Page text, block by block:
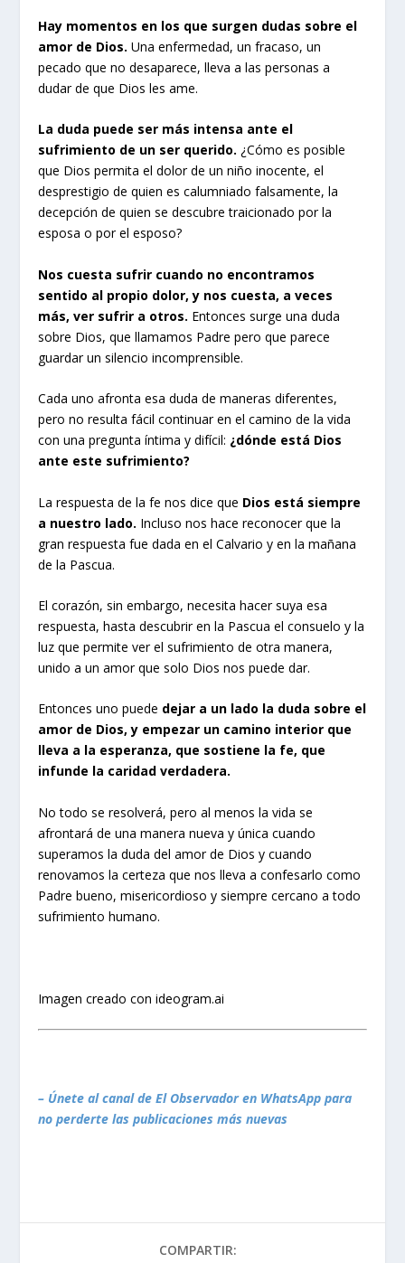
Hay momentos en los que surgen dudas sobre el
amor de Dios. Una enfermedad, un fracaso, un
pecado que no desaparece, lleva a las personas a
dudar de que Dios les ame.
La duda puede ser más intensa ante el
sufrimiento de un ser querido. ¿Cómo es posible
que Dios permita el dolor de un niño inocente, el
desprestigio de quien es calumniado falsamente, la
decepción de quien se descubre traicionado por la
esposa o por el esposo?
Nos cuesta sufrir cuando no encontramos
sentido al propio dolor, y nos cuesta, a veces
más, ver sufrir a otros. Entonces surge una duda
sobre Dios, que llamamos Padre pero que parece
guardar un silencio incomprensible.
Cada uno afronta esa duda de maneras diferentes,
pero no resulta fácil continuar en el camino de la vida
con una pregunta íntima y difícil: ¿dónde está Dios
ante este sufrimiento?
La respuesta de la fe nos dice que Dios está siempre
a nuestro lado. Incluso nos hace reconocer que la
gran respuesta fue dada en el Calvario y en la mañana
de la Pascua.
El corazón, sin embargo, necesita hacer suya esa
respuesta, hasta descubrir en la Pascua el consuelo y la
luz que permite ver el sufrimiento de otra manera,
unido a un amor que solo Dios nos puede dar.
Entonces uno puede dejar a un lado la duda sobre el
amor de Dios, y empezar un camino interior que
lleva a la esperanza, que sostiene la fe, que
infunde la caridad verdadera.
No todo se resolverá, pero al menos la vida se
afrontará de una manera nueva y única cuando
superamos la duda del amor de Dios y cuando
renovamos la certeza que nos lleva a confesarlo como
Padre bueno, misericordioso y siempre cercano a todo
sufrimiento humano.
Imagen creado con ideogram.ai
– Únete al canal de El Observador en WhatsApp para
no perderte las publicaciones más nuevas
COMPARTIR: